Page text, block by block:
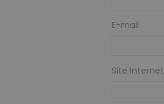
E-mail
Site Internet